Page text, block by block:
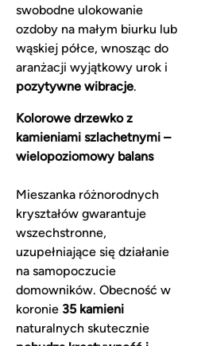
swobodne ulokowanie
ozdoby na małym biurku lub
wąskiej półce, wnosząc do
aranżacji wyjątkowy urok i
pozytywne wibracje.
Kolorowe drzewko z
kamieniami szlachetnymi –
wielopoziomowy balans
Mieszanka różnorodnych
kryształów gwarantuje
wszechstronne,
uzupełniające się działanie
na samopoczucie
domowników. Obecność w
koronie 35 kamieni
naturalnych skutecznie